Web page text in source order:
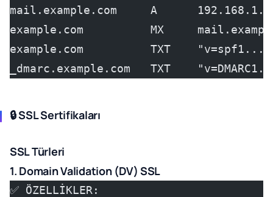
mail.example.com     A
example.com          MX
example.com          TXT
_dmarc.example.com   TXT
🔒 SSL Sertifikaları
SSL Türleri
1. Domain Validation (DV) SSL
✅ ÖZELLİKLER: